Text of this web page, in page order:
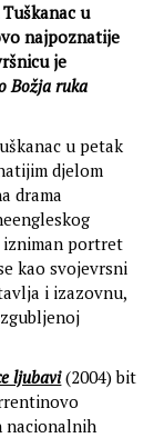
u
najpoznatije
je
Božja ruka
u petak
djelom
drama
izniman portret
kao svojevrsni
i izazovnu,
ljubavi(2004) bit
nacionalnih